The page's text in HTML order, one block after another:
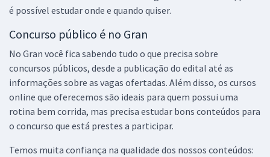
é possível estudar onde e quando quiser.
Concurso público é no Gran
No Gran você fica sabendo tudo o que precisa sobre
concursos públicos, desde a publicação do edital até as
informações sobre as vagas ofertadas. Além disso, os cursos
online que oferecemos são ideais para quem possui uma
rotina bem corrida, mas precisa estudar bons conteúdos para
o concurso que está prestes a participar.
Temos muita confiança na qualidade dos nossos conteúdos: